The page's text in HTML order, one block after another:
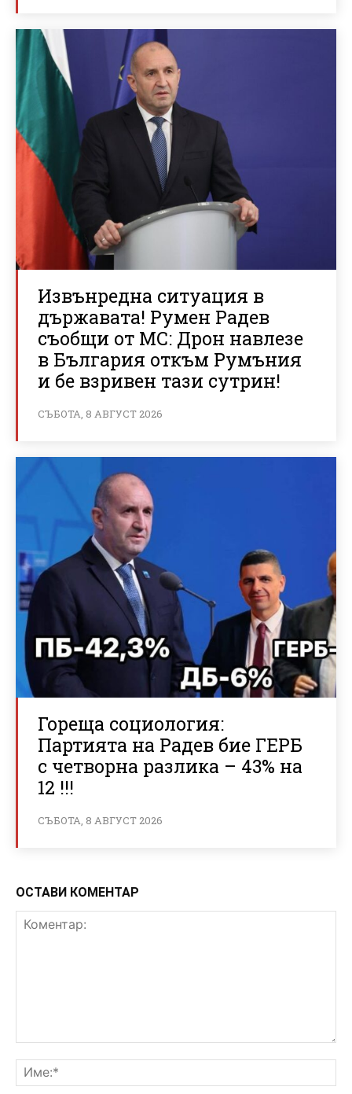
Извънредна ситуация в
държавата! Румен Радев
съобщи от МС: Дрон навлезе
в България откъм Румъния
и бе взривен тази сутрин!
СЪБОТА, 8 АВГУСТ 2026
Гореща социология:
Партията на Радев бие ГЕРБ
с четворна разлика – 43% на
12 !!!
СЪБОТА, 8 АВГУСТ 2026
ОСТАВИ КОМЕНТАР